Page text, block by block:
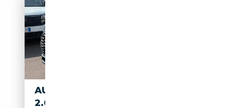
AUDI Q3 SPB SPORTBACK 35
2.0 TDI BUSINESS PLUS S-